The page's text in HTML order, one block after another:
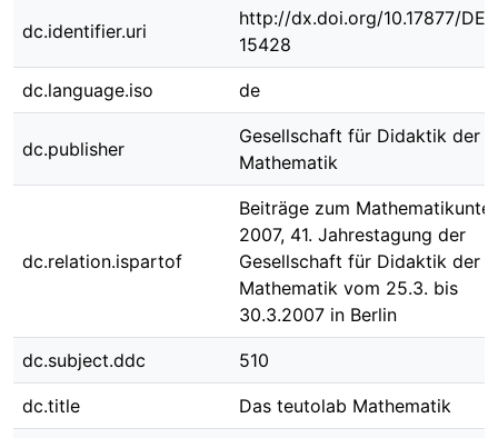
dc.identifier.uri
http://dx.doi.org/10.17877/
15428
dc.language.iso de
dc.publisher
Gesellschaft für Didaktik der
Mathematik
dc.relation.ispartof
Beiträge zum
2007, 41. Jahrestagung der
Gesellschaft für Didaktik der
Mathematik vom 25.3. bis
30.3.2007 in Berlin
dc.subject.ddc 510
dc.title Das teutolab Mathematik